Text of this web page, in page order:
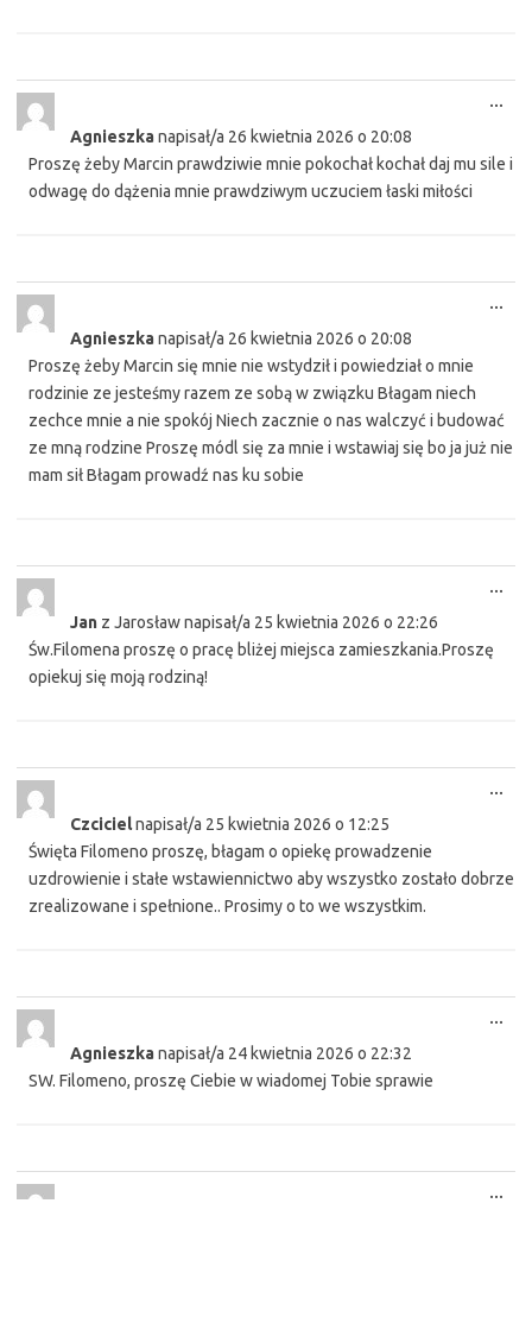
Agnieszkanapisał/a 26 kwietnia 2026 o 20:08
Proszę żeby Marcin prawdziwie mnie pokochał kochał daj mu sile i
odwagę do dążenia mnie prawdziwym uczuciem łaski miłości
...
Agnieszkanapisał/a 26 kwietnia 2026 o 20:08
Proszę żeby Marcin się mnie nie wstydził i powiedział o mnie
rodzinie ze jesteśmy razem ze sobą w związku Błagam niech
zechce mnie a nie spokój Niech zacznie o nas walczyć i budować
ze mną rodzine Proszę módl się za mnie i wstawiaj się bo ja już nie
mam sił Błagam prowadź nas ku sobie
...
Jan z Jarosławnapisał/a 25 kwietnia 2026 o 22:26
Św.Filomena proszę o pracę bliżej miejsca zamieszkania.Proszę
opiekuj się moją rodziną!
...
Czcicielnapisał/a 25 kwietnia 2026 o 12:25
Święta Filomeno proszę, błagam o opiekę prowadzenie
uzdrowienie i stałe wstawiennictwo aby wszystko zostało dobrze
zrealizowane i spełnione.. Prosimy o to we wszystkim.
...
Agnieszkanapisał/a 24 kwietnia 2026 o 22:32
SW. Filomeno, proszę Ciebie w wiadomej Tobie sprawie
...
...